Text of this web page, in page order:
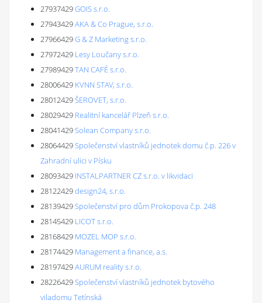
27937429GOIS s.r.o.
27943429AKA & Co Prague, s.r.o.
27966429G & Z Marketing s.r.o.
27972429 Lesy Loučany s.r.o.
27989429TAN CAFÉ s.r.o.
28006429 KVNN STAV, s.r.o.
28012429ŠEROVET, s.r.o.
28029429 Realitní kancelář Plzeň s.r.o.
28041429Solean Company s.r.o.
28064429Společenství vlastníků jednotek domu č.p. 226 v
Zahradní ulici v Písku
28093429 INSTALPARTNER CZ s.r.o. v likvidaci
28122429design24, s.r.o.
28139429Společenství pro dům Prokopova č.p. 248
28145429 LICOT s.r.o.
28168429 MOZEL MOP s.r.o.
28174429 Management a finance, a.s.
28197429AURUM reality s.r.o.
28226429Společenství vlastníků jednotek bytového
viladomu Tetínská